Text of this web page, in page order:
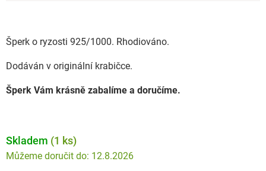
Šperk o ryzosti 925/1000. Rhodiováno.
Dodáván v originální krabičce.
Šperk Vám krásně zabalíme a doručíme.
Skladem (1 ks)
12.8.2026